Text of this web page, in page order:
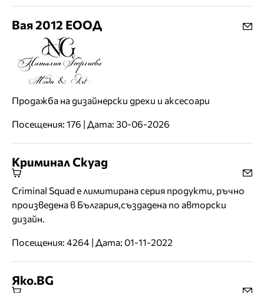
Вая 2012 ЕООД
Продажба на дизайнерски дрехи и аксесоари
Посещения: 176 | Дата: 30-06-2026
Криминал Скуад
Criminal Squad е лимитирана серия продукти, ръчно
произведена в България,създадена по авторски
дизайн.
Посещения: 4264 | Дата: 01-11-2022
Яко.BG